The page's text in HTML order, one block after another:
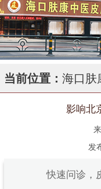
当前位置： 海口肤
影响北
发
快速问诊，